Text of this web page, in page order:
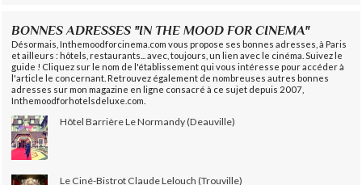
BONNES ADRESSES "IN THE MOOD FOR CINEMA"
Désormais, Inthemoodforcinema.com vous propose ses bonnes adresses, à Paris
et ailleurs : hôtels, restaurants... avec, toujours, un lien avec le cinéma. Suivez le
guide ! Cliquez sur le nom de l'établissement qui vous intéresse pour accéder à
l'article le concernant. Retrouvez également de nombreuses autres bonnes
adresses sur mon magazine en ligne consacré à ce sujet depuis 2007,
Inthemoodforhotelsdeluxe.com.
Hôtel Barrière Le Normandy (Deauville)
Le Ciné-Bistrot Claude Lelouch (Trouville)